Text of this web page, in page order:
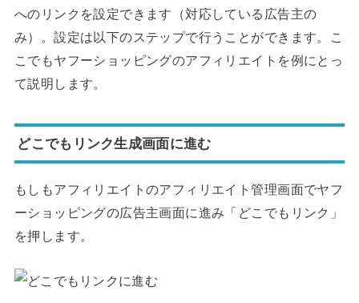
へのリンクを設定できます（対応している広告主の
み）。設定は以下のステップで行うことができます。こ
こでもヤフーショッピングのアフィリエイトを例にとっ
て説明します。
どこでもリンク生成画面に進む
もしもアフィリエイトのアフィリエイト管理画面でヤフ
ーショッピングの広告主画面に進み「どこでもリンク」
を押します。